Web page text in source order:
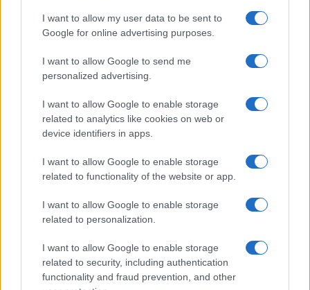
I want to allow my user data to be sent to
Google for online advertising purposes.
I want to allow Google to send me
personalized advertising.
I want to allow Google to enable storage
related to analytics like cookies on web or
device identifiers in apps.
I want to allow Google to enable storage
related to functionality of the website or app.
I want to allow Google to enable storage
related to personalization.
I want to allow Google to enable storage
related to security, including authentication
functionality and fraud prevention, and other
controlla il presente controlla il passato”.
Interessante, per chi ha voglia di approfondire, la
ricostruzione storico-critica di Powell sulle radici
marx-leniniste della cultura della cancellazione –
non che ci fossero dubbi in proposito, ma sempre
meglio essere precisi…
Di certo in America (e in tutto l’Occidente) siamo
stati troppo lenti ed esitanti ad affrontare la
minaccia comunista dalla Cina. Il PCC, ammonisce
militare all’esterno: in realtà, attraverso i suoi
programmi multimiliardari di spionaggio e